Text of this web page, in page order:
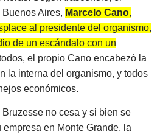
Aires, Marcelo Cano,
al presidente del organismo,
de un escándalo con un
el propio Cano encabezó la
la interna del organismo, y todos
económicos.
no cesa y si bien se
en Monte Grande, la